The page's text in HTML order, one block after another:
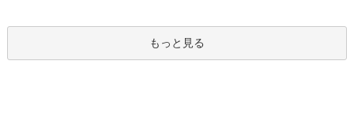
もっと見る